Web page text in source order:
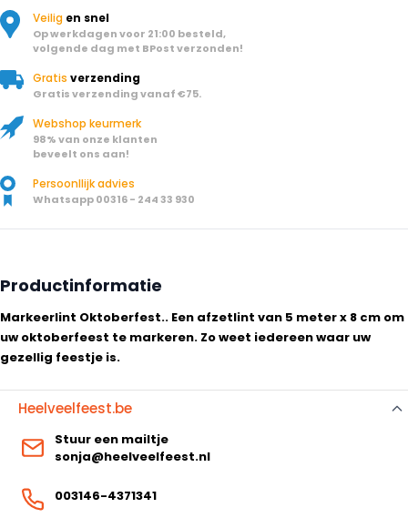
Veilig en snel
Op werkdagen voor 21:00 besteld,
volgende dag met BPost verzonden!
Gratis verzending
Gratis verzending vanaf €75.
Webshop keurmerk
98% van onze klanten
beveelt ons aan!
Persoonllijk advies
Whatsapp 00316 - 244 33 930
Productinformatie
Markeerlint Oktoberfest.. Een afzetlint van 5 meter x 8 cm om
uw oktoberfeest te markeren. Zo weet iedereen waar uw
gezellig feestje is.
Heelveelfeest.be
Stuur een mailtje
sonja@heelveelfeest.nl
003146-4371341